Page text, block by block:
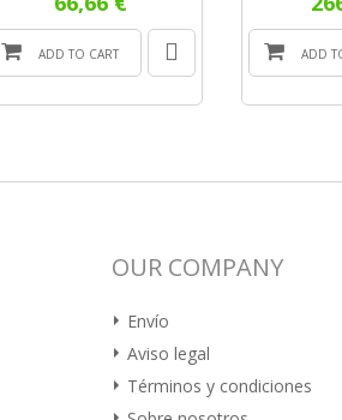
ADD TO CART ADD
OUR COMPANY
Envío
Aviso legal
Términos y condiciones